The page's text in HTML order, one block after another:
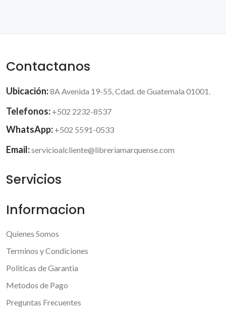
Contactanos
Ubicación:8A Avenida 19-55, Cdad. de Guatemala 01001.
Telefonos: +502 2232-8537
WhatsApp: +502 5591-0533
Email:servicioalcliente@libreriamarquense.com
Servicios
Informacion
Quienes Somos
Terminos y Condiciones
Politicas de Garantia
Metodos de Pago
Preguntas Frecuentes